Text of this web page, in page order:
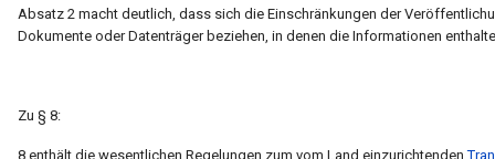
Absatz 2 macht deutlich, dass sich die Einschränkungen der
Dokumente oder Datenträger beziehen, in denen die Informationen
Zu § 8:
8 enthält die wesentlichen Regelungen zum vom Land einzurichtenden